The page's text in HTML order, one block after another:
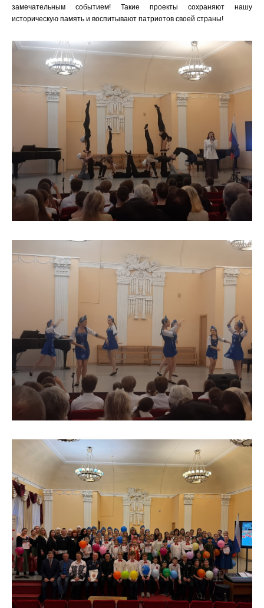
замечательным событием! Такие проекты сохраняют нашу
историческую память и воспитывают патриотов своей страны!